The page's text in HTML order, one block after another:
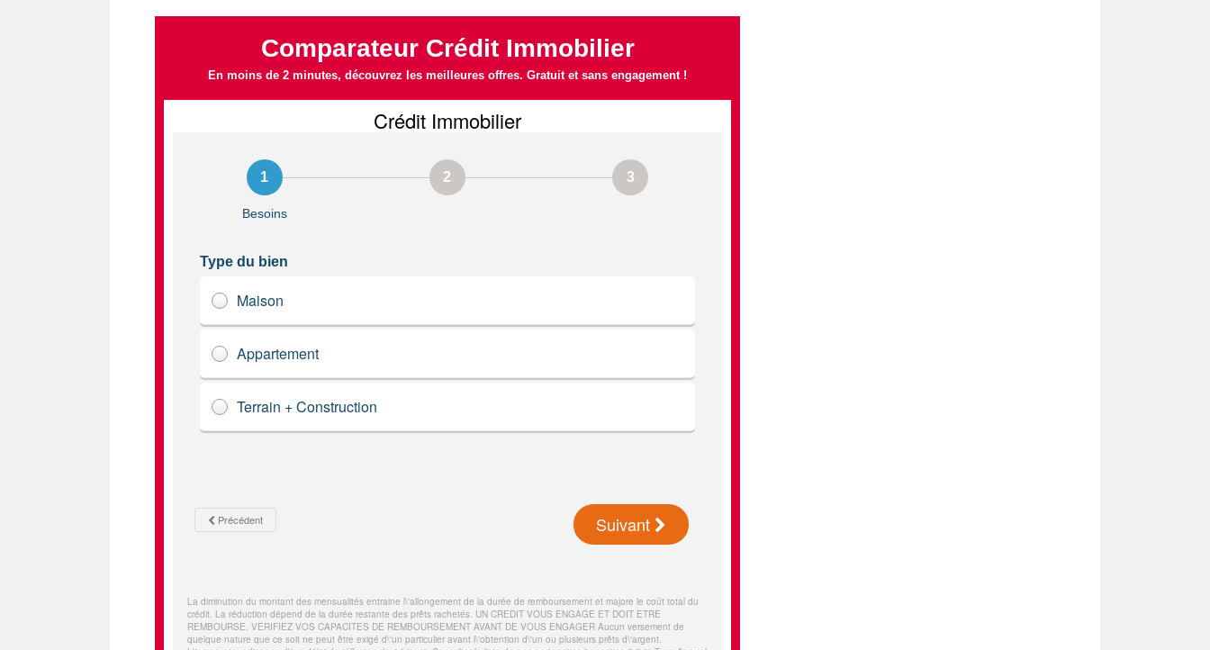
Comparateur Crédit Immobilier
En moins de 2 minutes, découvrez les meilleures offres. Gratuit et sans engagement !